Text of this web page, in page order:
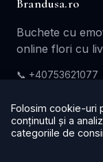
Brandusa.ro
Buchete cu
online flori cu
📞 +40753621077
Servicii
Folosim cookie-uri
conținutul și a
categoriile de